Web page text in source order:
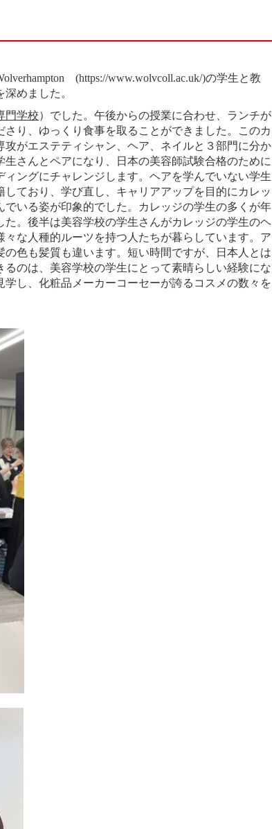
(https://www.wolvcoll.ac.uk/)の学生と教
めました。
門学校）でした。午後からの授業に合わせ、ランチが
り、ゆっくり食事を取ることができました。このカ
がエステティシャン、ヘア、ネイルと３部門に分か
さんとペアになり、日本の美容師試験合格のために
ングにチャレンジします。ヘアを学んでいない学生
ており、学び直し、キャリアアップを目的にカレッ
いる姿が印象的でした。カレッジの学生の多くが年
。後半は美容学校の学生さんがカレッジの学生のヘ
な人種的ルーツを持つ人たちが暮らしています。ア
色も髪質も違います。短い時間ですが、日本人とは
のは、美容学校の学生にとって素晴らしい経験にな
し、化粧品メーカーコーセーが誇るコスメの数々を